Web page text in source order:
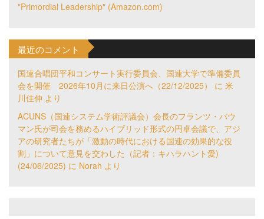
"Primordial Leadership" (Amazon.com)
最近のコメント
国連合唱団平和コンサート実行委員会、国連大学で準備委員
会を開催 2026年10月に来日公演へ（22/12/2025）
に 米
川佳伸 より
ACUNS（国連システム学術評議会）会長のフランツ・バウ
マン氏が司会を務めるハイブリッド形式の円卓会議で、アジ
アの研究者たちが「激動の時代における国連の効果的な役
割」について意見を交わした（記者：キハラハント愛)
(24/06/2025) に Norah より